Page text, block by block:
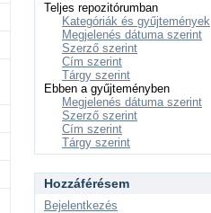
Teljes repozitórumban
Kategóriák és gyűjtemények
Megjelenés dátuma szerint
Szerző szerint
Cím szerint
Tárgy szerint
Ebben a gyűjteményben
Megjelenés dátuma szerint
Szerző szerint
Cím szerint
Tárgy szerint
Hozzáférésem
Bejelentkezés